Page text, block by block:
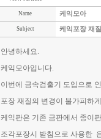
Name 케익모아
Subject 케익포장 재
안녕하세요.
케익모아입니다.
이번에 금속검출기 도입으로
포장 재질의 변경이 불가피하
케익판은 기존 금판에서 종이
조각포장시 받침으로 사용한